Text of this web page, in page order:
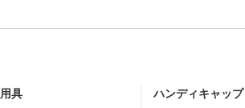
具 ハンディキャップ